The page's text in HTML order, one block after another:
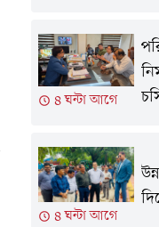
৪ ঘন্টা আগে
৪ ঘন্টা আগে